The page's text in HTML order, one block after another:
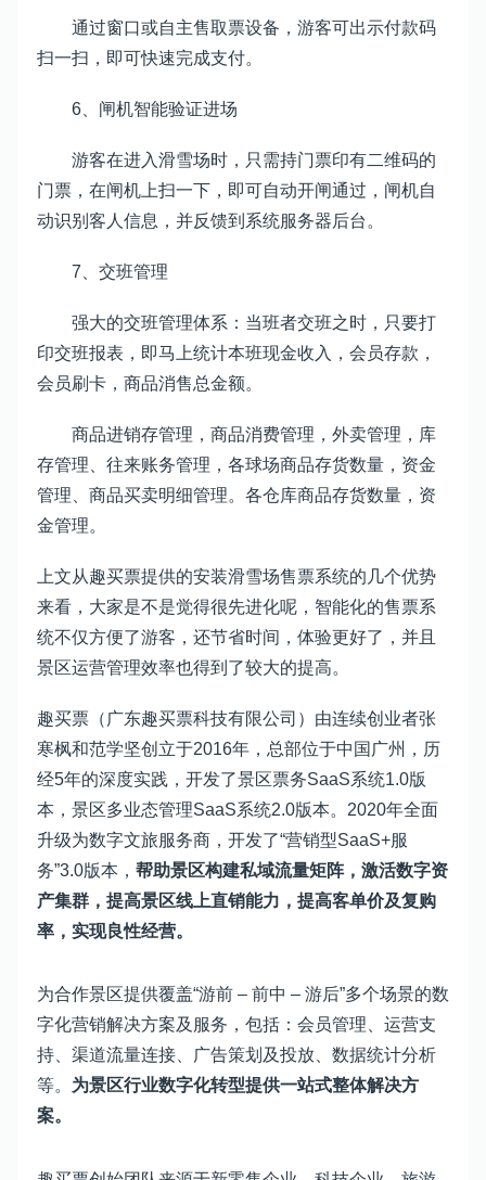
通过窗口或自主售取票设备，游客可出示付款码
扫一扫，即可快速完成支付。
6、闸机智能验证进场
游客在进入滑雪场时，只需持门票印有二维码的
门票，在闸机上扫一下，即可自动开闸通过，闸机自
动识别客人信息，并反馈到系统服务器后台。
7、交班管理
强大的交班管理体系：当班者交班之时，只要打
印交班报表，即马上统计本班现金收入，会员存款，
会员刷卡，商品消售总金额。
商品进销存管理，商品消费管理，外卖管理，库
存管理、往来账务管理，各球场商品存货数量，资金
管理、商品买卖明细管理。各仓库商品存货数量，资
金管理。
上文从趣买票提供的安装滑雪场售票系统的几个优势
来看，大家是不是觉得很先进化呢，智能化的售票系
统不仅方便了游客，还节省时间，体验更好了，并且
景区运营管理效率也得到了较大的提高。
趣买票（广东趣买票科技有限公司）由连续创业者张
寒枫和范学坚创立于2016年，总部位于中国广州，历
经5年的深度实践，开发了景区票务SaaS系统1.0版
本，景区多业态管理SaaS系统2.0版本。2020年全面
升级为数字文旅服务商，开发了“营销型SaaS+服
务”3.0版本， 帮助景区构建私域流量矩阵，激活数字资
产集群，提高景区线上直销能力，提高客单价及复购
率，实现良性经营。
为合作景区提供覆盖“游前 – 前中 – 游后”多个场景的数
字化营销解决方案及服务，包括：会员管理、运营支
持、渠道流量连接、广告策划及投放、数据统计分析
等。 为景区行业数字化转型提供一站式整体解决方
案。